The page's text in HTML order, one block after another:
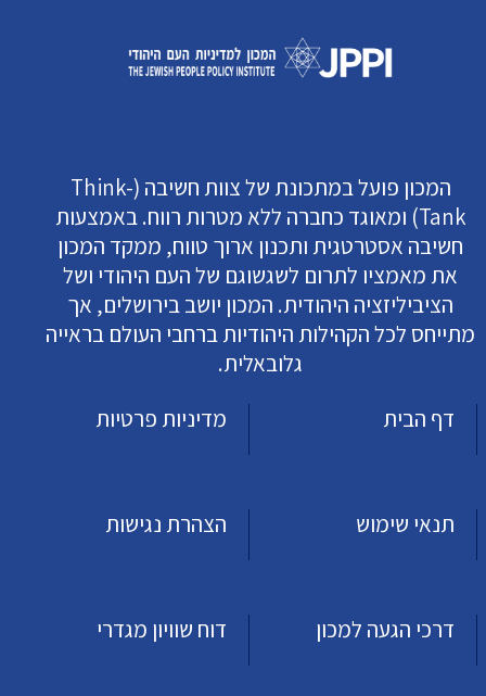
המכון פועל במתכונת של צוות חשיבה (Think-
Tank) ומאוגד כחברה ללא מטרות רווח. באמצעות
חשיבה אסטרטגית ותכנון ארוך טווח, ממקד המכון
את מאמציו לתרום לשגשוגם של העם היהודי ושל
הציביליזציה היהודית. המכון יושב בירושלים, אך
מתייחס לכל הקהילות היהודיות ברחבי העולם בראייה
גלובאלית.
דף הבית
מדיניות פרטיות
תנאי שימוש הצהרת נגישות
דרכי הגעה למכון דוח שוויון מגדרי